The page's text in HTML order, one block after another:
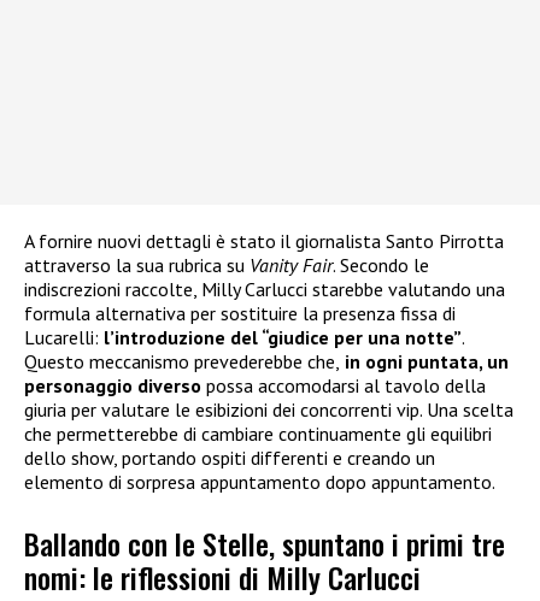
A fornire nuovi dettagli è stato il giornalista Santo Pirrotta
attraverso la sua rubrica su Vanity Fair. Secondo le
indiscrezioni raccolte, Milly Carlucci starebbe valutando una
formula alternativa per sostituire la presenza fissa di
Lucarelli: l’introduzione del “giudice per una notte”.
Questo meccanismo prevederebbe che, in ogni puntata, un
personaggio diverso possa accomodarsi al tavolo della
giuria per valutare le esibizioni dei concorrenti vip. Una scelta
che permetterebbe di cambiare continuamente gli equilibri
dello show, portando ospiti differenti e creando un
elemento di sorpresa appuntamento dopo appuntamento.
Ballando con le Stelle, spuntano i primi tre
nomi: le riflessioni di Milly Carlucci